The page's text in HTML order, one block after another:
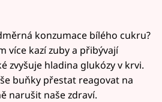
konzumace bílého cukru?
více kazí zuby a přibývají
zvyšuje hladina glukózy v krvi.
buňky přestat reagovat na
narušit naše zdraví.